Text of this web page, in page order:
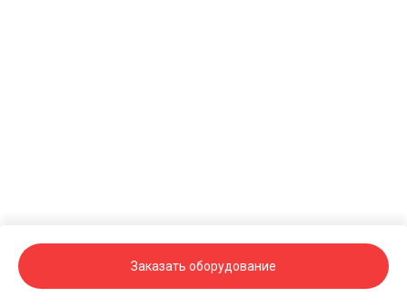
Заказать оборудование